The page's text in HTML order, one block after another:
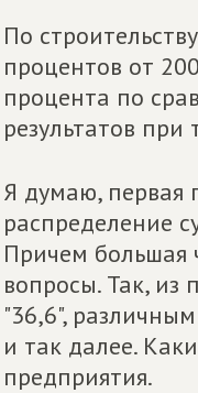
По
процентов от
процента по
результатов
Я думаю, первая
распределение
Причем большая
вопросы. Так, из
"36,6",
и так далее.
предприятия.